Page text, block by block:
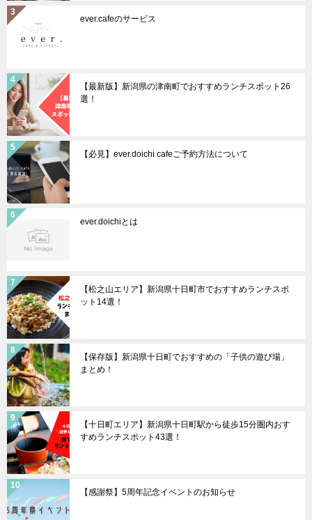
ever.cafeのサービス
【最新版】新潟県の津南町でおすすめランチスポット26
選！
【必見】ever.doichi cafeご予約方法について
ever.doichiとは
【松之山エリア】新潟県十日町市でおすすめランチスポ
ット14選！
【保存版】新潟県十日町でおすすめの「子供の遊び場」
まとめ！
【十日町エリア】新潟県十日町駅から徒歩15分圏内おす
すめランチスポット43選！
【感謝祭】5周年記念イベントのお知らせ